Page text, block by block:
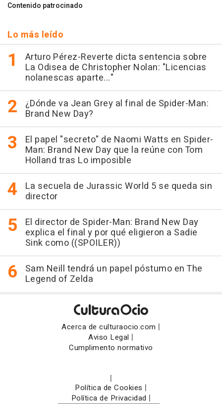
Contenido patrocinado
Lo más leído
Arturo Pérez-Reverte dicta sentencia sobre
La Odisea de Christopher Nolan: "Licencias
nolanescas aparte..."
¿Dónde va Jean Grey al final de Spider-Man:
Brand New Day?
El papel "secreto" de Naomi Watts en Spider-
Man: Brand New Day que la reúne con Tom
Holland tras Lo imposible
La secuela de Jurassic World 5 se queda sin
director
El director de Spider-Man: Brand New Day
explica el final y por qué eligieron a Sadie
Sink como ((SPOILER))
Sam Neill tendrá un papel póstumo en The
Legend of Zelda
Acerca de culturaocio.com |
Aviso Legal |
Cumplimento normativo
|
Política de Cookies |
Política de Privacidad |